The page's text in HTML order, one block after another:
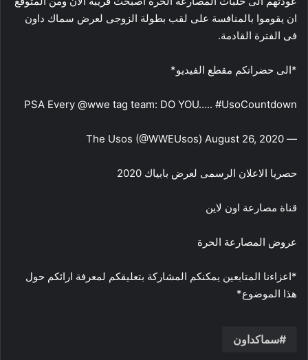
ان يقوموا بالمنافسة على لقب بطولة الزوجى لعرض سماك داون
فى الفترة القادمة.
*الى حضراتكم مقطع الفيديو*
PSA Every @wwe tag team: DO YOU….. #UsoCountdown
— The Usos (@WWEUsos) August 26, 2020
حصريا الاعلان الرسمى لعرض بابياك 2020
قناة مصارعة اون لاين
عروض المصارعة الحرة
*اعزاءنا المتابعين يمكنكم المشاركة بتعليقكم لمعرفة ارائكم حول
هذا الموضوع*
سماكداون